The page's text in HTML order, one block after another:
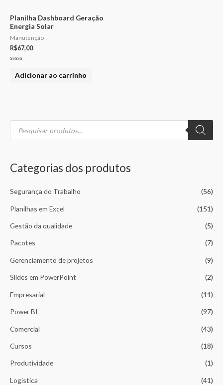
P
q
s
a
r
o
u
t
s
Categorias dos produtos
Segurança do Trabalho (56)
Planilhas em Excel (151)
Gestão da qualidade (5)
Pacotes (7)
Gerenciamento de projetos (9)
Slides em PowerPoint (2)
Empresarial (11)
Power BI (97)
Comercial (43)
Cursos (18)
Produtividade (1)
Logistica (41)
rr
Planilha Dashboard Geração
Energia Solar
Manutenção
R$67,00
deAdicionar ao carrinho